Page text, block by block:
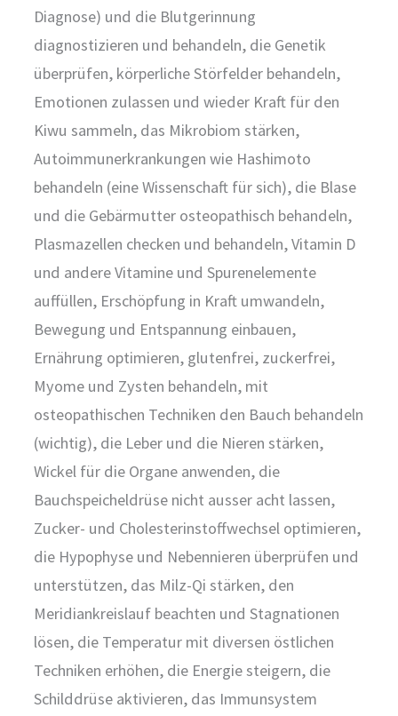
Diagnose) und die Blutgerinnung
diagnostizieren und behandeln, die Genetik
überprüfen, körperliche Störfelder behandeln,
Emotionen zulassen und wieder Kraft für den
Kiwu sammeln, das Mikrobiom stärken,
Autoimmunerkrankungen wie Hashimoto
behandeln (eine Wissenschaft für sich), die Blase
und die Gebärmutter osteopathisch behandeln,
Plasmazellen checken und behandeln, Vitamin D
und andere Vitamine und Spurenelemente
auffüllen, Erschöpfung in Kraft umwandeln,
Bewegung und Entspannung einbauen,
Ernährung optimieren, glutenfrei, zuckerfrei,
Myome und Zysten behandeln, mit
osteopathischen Techniken den Bauch behandeln
(wichtig), die Leber und die Nieren stärken,
Wickel für die Organe anwenden, die
Bauchspeicheldrüse nicht ausser acht lassen,
Zucker- und Cholesterinstoffwechsel optimieren,
die Hypophyse und Nebennieren überprüfen und
unterstützen, das Milz-Qi stärken, den
Meridiankreislauf beachten und Stagnationen
lösen, die Temperatur mit diversen östlichen
Techniken erhöhen, die Energie steigern, die
Schilddrüse aktivieren, das Immunsystem